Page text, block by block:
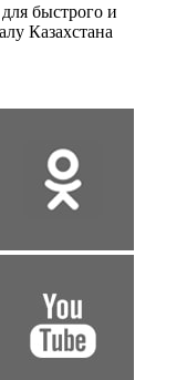
быстрого и
Казахстана